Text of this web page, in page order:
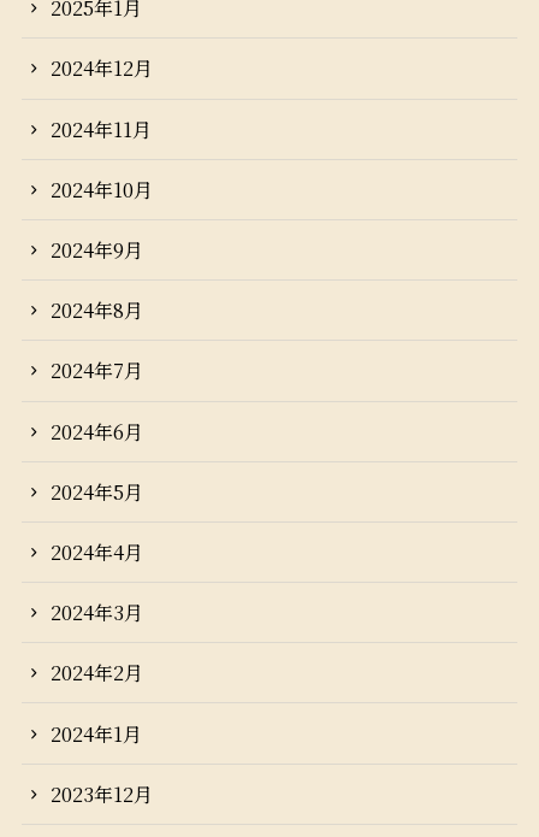
2025年1月
2024年12月
2024年11月
2024年10月
2024年9月
2024年8月
2024年7月
2024年6月
2024年5月
2024年4月
2024年3月
2024年2月
2024年1月
2023年12月